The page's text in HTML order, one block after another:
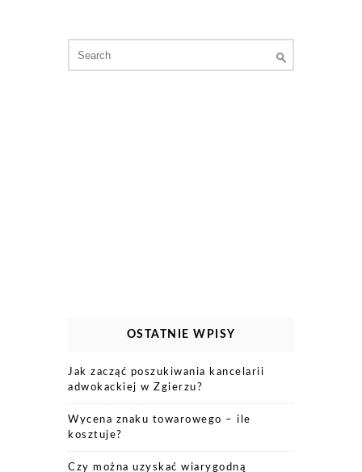
for:
OSTATNIE WPISY
Jak zacząć poszukiwania kancelarii
adwokackiej w Zgierzu?
Wycena znaku towarowego – ile
kosztuje?
Czy można uzyskać wiarygodną